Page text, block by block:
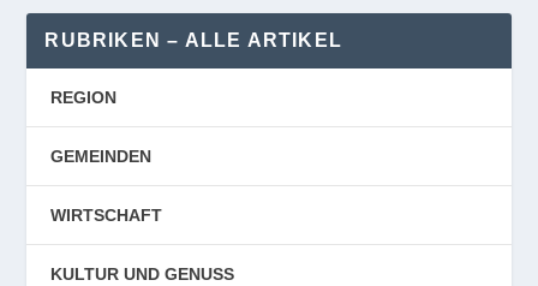
RUBRIKEN – ALLE ARTIKEL
REGION
GEMEINDEN
WIRTSCHAFT
KULTUR UND GENUSS